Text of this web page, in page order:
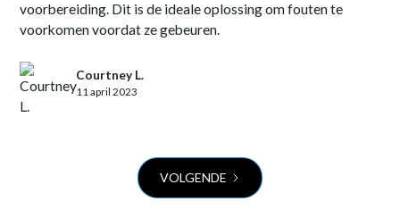
voorbereiding. Dit is de ideale oplossing om fouten te
voorkomen voordat ze gebeuren.
Courtney L.
11 april 2023
VOLGENDE